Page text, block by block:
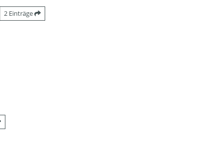
2 Einträge